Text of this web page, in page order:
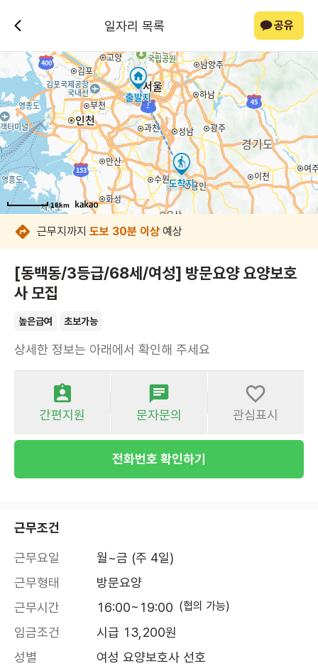
일자리 목록 공유
16km
16km
16km
16km
16km
16km
16km
16km
근무지까지 도보 30분 이상 예상
[동백동/3등급/68세/여성] 방문요양 요양보호
사 모집
높은급여 초보가능
상세한 정보는 아래에서 확인해 주세요
간편지원 문자문의 관심표시
전화번호 확인하기
근무조건
근무요일
월~금 (주 4일)
근무형태
방문요양
근무시간
16:00~19:00 (협의 가능)
임금조건
시급 13,200원
성별
여성 요양보호사 선호